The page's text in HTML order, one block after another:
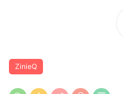
ZinieQ